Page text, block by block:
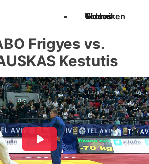
Techniken
Videos
Glossar
Frigyes vs.
Kestutis